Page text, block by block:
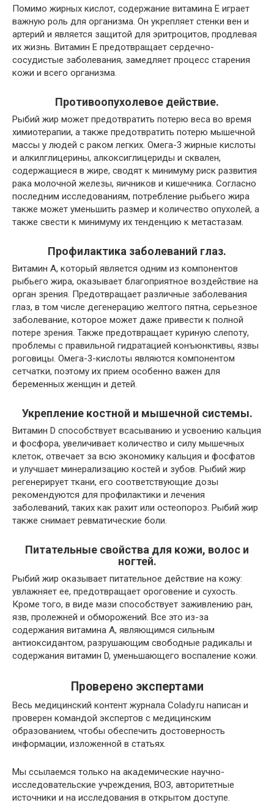
Помимо жирных кислот, содержание витамина Е играет
важную роль для организма. Он укрепляет стенки вен и
артерий и является защитой для эритроцитов, продлевая
их жизнь. Витамин Е предотвращает сердечно-
сосудистые заболевания, замедляет процесс старения
кожи и всего организма.
Противоопухолевое действие.
Рыбий жир может предотвратить потерю веса во время
химиотерапии, а также предотвратить потерю мышечной
массы у людей с раком легких. Омега-3 жирные кислоты
и алкилглицерины, алкоксиглицериды и сквален,
содержащиеся в жире, сводят к минимуму риск развития
рака молочной железы, яичников и кишечника. Согласно
последним исследованиям, потребление рыбьего жира
также может уменьшить размер и количество опухолей, а
также свести к минимуму их тенденцию к метастазам.
Профилактика заболеваний глаз.
Витамин А, который является одним из компонентов
рыбьего жира, оказывает благоприятное воздействие на
орган зрения. Предотвращает различные заболевания
глаз, в том числе дегенерацию желтого пятна, серьезное
заболевание, которое может даже привести к полной
потере зрения. Также предотвращает куриную слепоту,
проблемы с правильной гидратацией конъюнктивы, язвы
роговицы. Омега-3-кислоты являются компонентом
сетчатки, поэтому их прием особенно важен для
беременных женщин и детей.
Укрепление костной и мышечной системы.
Витамин D способствует всасыванию и усвоению кальция
и фосфора, увеличивает количество и силу мышечных
клеток, отвечает за всю экономику кальция и фосфатов
и улучшает минерализацию костей и зубов. Рыбий жир
регенерирует ткани, его соответствующие дозы
рекомендуются для профилактики и лечения
заболеваний, таких как рахит или остеопороз. Рыбий жир
также снимает ревматические боли.
Питательные свойства для кожи, волос и
ногтей.
Рыбий жир оказывает питательное действие на кожу:
увлажняет ее, предотвращает ороговение и сухость.
Кроме того, в виде мази способствует заживлению ран,
язв, пролежней и обморожений. Все это из-за
содержания витамина А, являющимся сильным
антиоксидантом, разрушающим свободные радикалы и
содержания витамин D, уменьшающего воспаление кожи.
Проверено экспертами
Весь медицинский контент журнала Colady.ru написан и
проверен командой экспертов с медицинским
образованием, чтобы обеспечить достоверность
информации, изложенной в статьях.
Мы ссылаемся только на академические научно-
исследовательские учреждения, ВОЗ, авторитетные
источники и на исследования в открытом доступе.